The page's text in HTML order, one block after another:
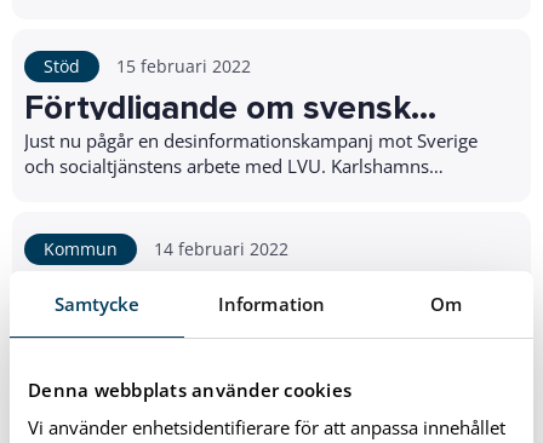
Samtycke Information Om
Denna webbplats använder cookies
Vi använder enhetsidentifierare för att anpassa innehållet
Stöd 15 februari 2022
Förtydligande om svensk
socialtjänst på flera språk
Just nu pågår en desinformationskampanj mot Sverige
och socialtjänstens arbete med LVU. Karlshamns
Kommun 14 februari 2022
Kommunen och polisen pratar
trygghet på torget
Söndagen den 20 februari finns representanter från
1 Nästa >